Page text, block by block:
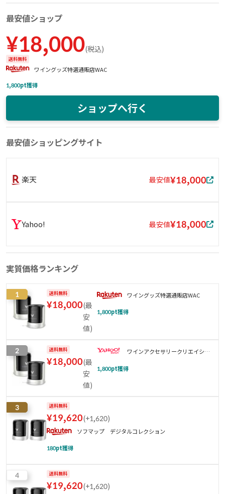
最安値ショップ
¥18,000(税込)
送料無料
ワイングッズ特選通販店WAC
1,800pt獲得
ショップへ行く
最安値ショッピングサイト
楽天 最安値¥18,000
Yahoo! 最安値¥18,000
実質価格ランキング
1 送料無料
¥18,000(最
安
値)
ワイングッズ特選通販店WAC
1,800pt獲得
2 送料無料
¥18,000(最
安
値)
ワインアクセサリークリエイショ
1,800pt獲得
3 送料無料
¥19,620(+1,620)
ソフマップ デジタルコレクション
180pt獲得
4 送料無料
¥19,620(+1,620)